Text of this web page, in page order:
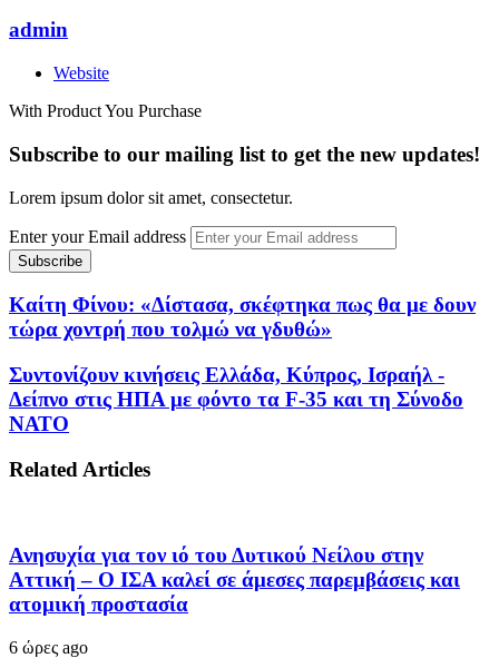
admin
Website
With Product You Purchase
Subscribe to our mailing list to get the new updates!
Lorem ipsum dolor sit amet, consectetur.
Enter your Email address
Καίτη Φίνου: «Δίστασα, σκέφτηκα πως θα με δουν
τώρα χοντρή που τολμώ να γδυθώ»
Συντονίζουν κινήσεις Ελλάδα, Κύπρος, Ισραήλ -
Δείπνο στις ΗΠΑ με φόντο τα F-35 και τη Σύνοδο
ΝΑΤΟ
Related Articles
Ανησυχία για τον ιό του Δυτικού Νείλου στην
Αττική – Ο ΙΣΑ καλεί σε άμεσες παρεμβάσεις και
ατομική προστασία
6 ώρες ago